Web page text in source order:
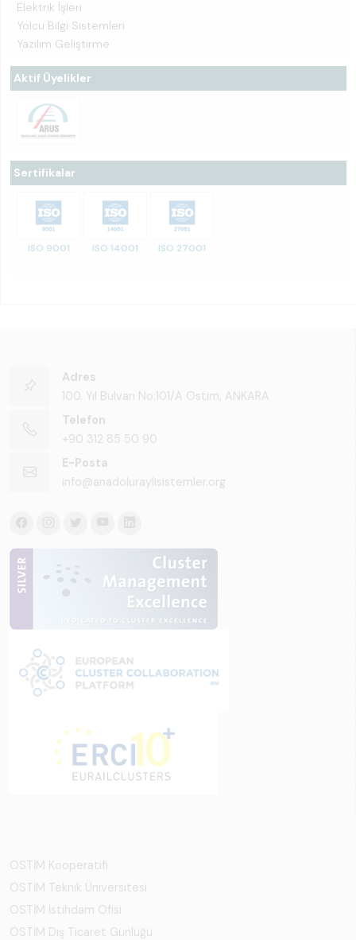
Elektrik İşleri
Yolcu Bilgi Sistemleri
Yazılım Geliştirme
Aktif Üyelikler
Sertifikalar
ISO 9001 ISO 14001 ISO 27001
Adres
100. Yıl Bulvarı No:101/A Ostim, ANKARA
Telefon
+90 312 85 50 90
E-Posta
info@anadoluraylisistemler.org
OSTİM Kooperatifi
OSTİM Teknik Üniversitesi
OSTİM İstihdam Ofisi
OSTİM Dış Ticaret Günlüğü